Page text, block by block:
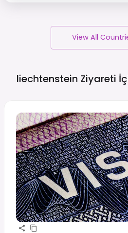
View All
liechtenstein Ziyareti